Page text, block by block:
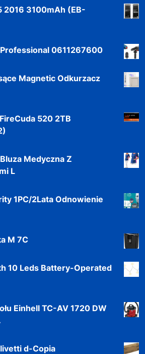
2016 3100mAh (EB-
0611267600
Magnetic Odkurzacz
520 2TB
Medyczna Z
L
1PC/2Lata Odnowienie
M 7C
10 Leds Battery-Operated
Einhell TC-AV 1720 DW
d-Copia